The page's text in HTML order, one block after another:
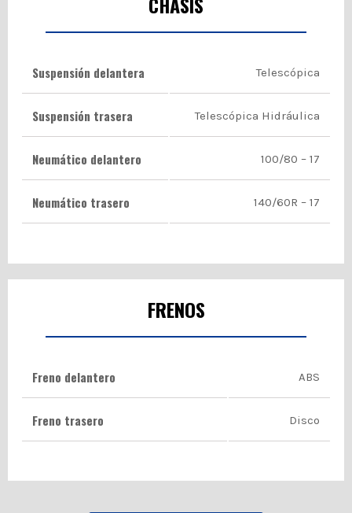
Suspensión delantera Telescópica
Suspensión trasera Telescópica Hidráulica
Neumático delantero 100/80 – 17
Neumático trasero 140/60R – 17
FRENOS
Freno delantero ABS
Freno trasero Disco